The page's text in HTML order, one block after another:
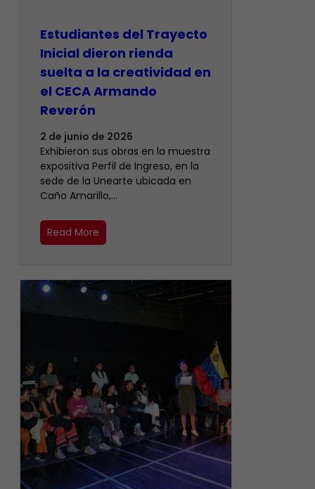
Estudiantes del Trayecto
Inicial dieron rienda
suelta a la creatividad en
el CECA Armando
Reverón
2 de junio de 2026
Exhibieron sus obras en la muestra
expositiva Perfil de Ingreso, en la
sede de la Unearte ubicada en
Caño Amarillo,…
Read More